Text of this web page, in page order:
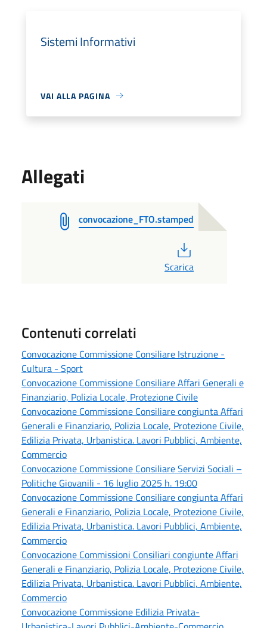
Sistemi Informativi
VAI ALLA PAGINA
Allegati
convocazione_FTO.stamped
Scarica
Contenuti correlati
Convocazione Commissione Consiliare Istruzione -
Cultura - Sport
Convocazione Commissione Consiliare Affari Generali e
Finanziario, Polizia Locale, Protezione Civile
Convocazione Commissione Consiliare congiunta Affari
Generali e Finanziario, Polizia Locale, Protezione Civile,
Edilizia Privata, Urbanistica. Lavori Pubblici, Ambiente,
Commercio
Convocazione Commissione Consiliare Servizi Sociali –
Politiche Giovanili - 16 luglio 2025 h. 19:00
Convocazione Commissione Consiliare congiunta Affari
Generali e Finanziario, Polizia Locale, Protezione Civile,
Edilizia Privata, Urbanistica. Lavori Pubblici, Ambiente,
Commercio
Convocazione Commissioni Consiliari congiunte Affari
Generali e Finanziario, Polizia Locale, Protezione Civile,
Edilizia Privata, Urbanistica. Lavori Pubblici, Ambiente,
Commercio
Convocazione Commissione Edilizia Privata-